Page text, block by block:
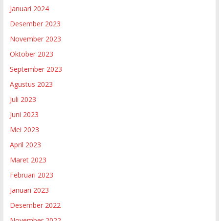
Januari 2024
Desember 2023
November 2023
Oktober 2023
September 2023
Agustus 2023
Juli 2023
Juni 2023
Mei 2023
April 2023
Maret 2023
Februari 2023
Januari 2023
Desember 2022